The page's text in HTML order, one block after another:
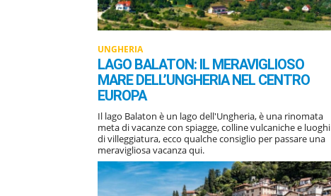
UNGHERIA
LAGO BALATON: IL MERAVIGLIOSO
MARE DELL’UNGHERIA NEL CENTRO
EUROPA
Il lago Balaton è un lago dell'Ungheria, è una rinomata
meta di vacanze con spiagge, colline vulcaniche e luoghi
di villeggiatura, ecco qualche consiglio per passare una
meravigliosa vacanza qui.